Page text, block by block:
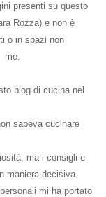
presenti su questo
Rozza) e non è
o in spazi non
me.
blog di cucina nel
sapeva cucinare
ma i consigli e
maniera decisiva.
mi ha portato